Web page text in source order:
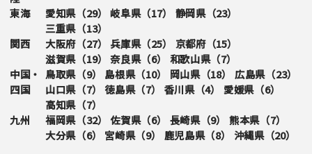
東海 愛知県（29） 岐阜県（17） 静岡県（23）
三重県（13）
関西
大阪府（27） 兵庫県（25） 京都府（15）
滋賀県（19） 奈良県（6） 和歌山県（7）
中国・
四国
鳥取県（9） 島根県（10） 岡山県（18） 広島県（23）
山口県（7） 徳島県（7） 香川県（4） 愛媛県（6）
高知県（7）
九州
福岡県（32） 佐賀県（6） 長崎県（9） 熊本県（7）
大分県（6） 宮崎県（9） 鹿児島県（8） 沖縄県（20）